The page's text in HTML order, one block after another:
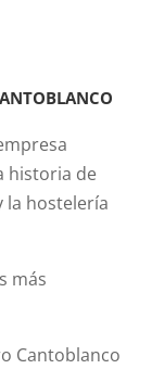
historia de
la hostelería
más
Cantoblanco